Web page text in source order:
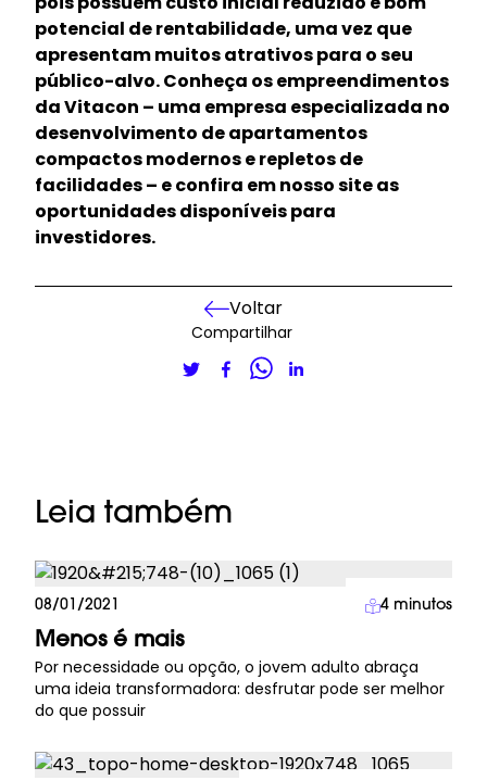
potencial de rentabilidade, uma vez que
apresentam muitos atrativos para o seu
público-alvo.Conheça os empreendimentos
da Vitacon – uma empresa especializada no
desenvolvimento de apartamentos
compactos modernos e repletos de
facilidades – e confira em nosso site as
oportunidades disponíveis para
investidores.
Voltar
Compartilhar
Leia também
Imprensa
08/01/2021 4 minutos
Menos é mais
Por necessidade ou opção, o jovem adulto abraça
uma ideia transformadora: desfrutar pode ser melhor
do que possuir